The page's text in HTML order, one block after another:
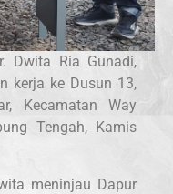
Dwita Ria Gunadi,
kerja ke Dusun 13,
Kecamatan Way
Tengah, Kamis
meninjau Dapur